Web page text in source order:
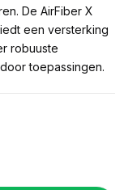
De AirFiber X
een versterking
robuuste
toepassingen.